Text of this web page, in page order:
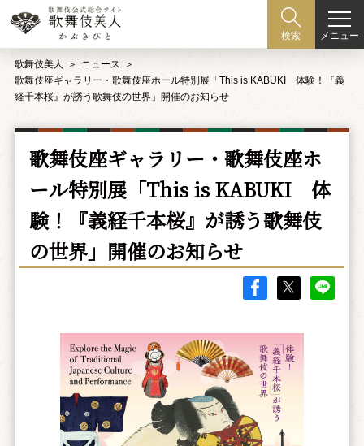
検索 メニュー
歌舞伎美人
ニュース
歌舞伎座ギャラリー・歌舞伎座ホール特別展「This is KABUKI 体験！『義
経千本桜』が誘う歌舞伎の世界」開催のお知らせ
歌舞伎座ギャラリー・歌舞伎座ホ
ール特別展「This is KABUKI 体
験！『義経千本桜』が誘う歌舞伎
の世界」開催のお知らせ